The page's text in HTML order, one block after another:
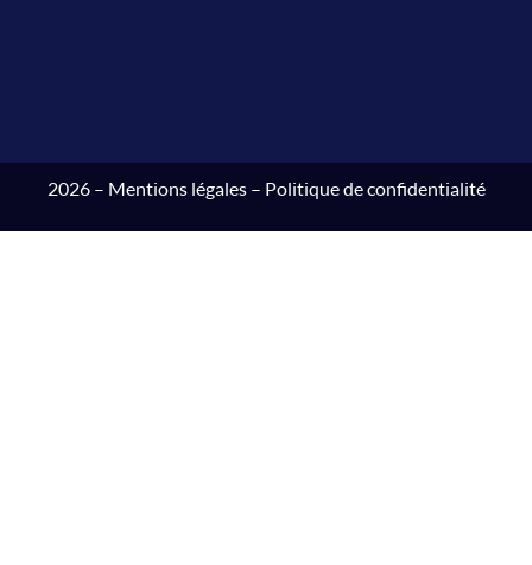
2026 – Mentions légales– Politique de confidentialité